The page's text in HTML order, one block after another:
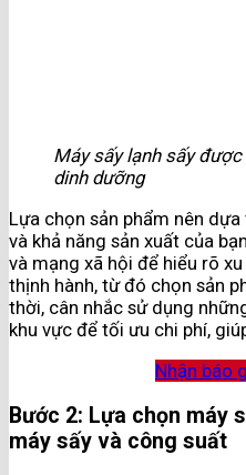
Máy sấy lạnh sấy
dinh dưỡng
Lựa chọn sản phẩm nên
và khả năng sản xuất của
và mạng xã hội để hiểu rõ
thịnh hành, từ đó chọn sản
thời, cân nhắc sử dụng
khu vực để tối ưu chi phí,
Nhận báo
Bước 2: Lựa chọn máy
máy sấy và công suất